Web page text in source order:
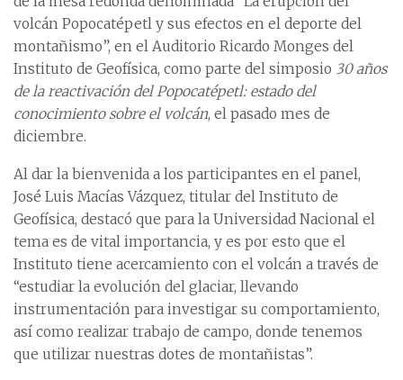
volcán Popocatépetl y sus efectos en el deporte del
montañismo”, en el Auditorio Ricardo Monges del
Instituto de Geofísica, como parte del simposio 30 años
de la reactivación del Popocatépetl: estado del
conocimiento sobre el volcán, el pasado mes de
diciembre.
Al dar la bienvenida a los participantes en el panel,
José Luis Macías Vázquez, titular del Instituto de
Geofísica, destacó que para la Universidad Nacional el
tema es de vital importancia, y es por esto que el
Instituto tiene acercamiento con el volcán a través de
“estudiar la evolución del glaciar, llevando
instrumentación para investigar su comportamiento,
así como realizar trabajo de campo, donde tenemos
que utilizar nuestras dotes de montañistas”.